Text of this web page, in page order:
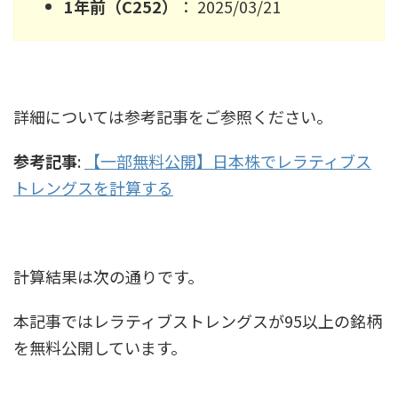
1年前（C252）
： 2025/03/21
詳細については参考記事をご参照ください。
参考記事:
【一部無料公開】日本株でレラティブス
トレングスを計算する
計算結果は次の通りです。
本記事ではレラティブストレングスが95以上の銘柄
を無料公開しています。